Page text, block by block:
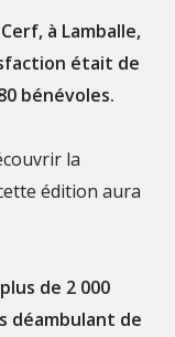
à Lamballe,
était de
bénévoles.
la
édition aura
de 2 000
déambulant de